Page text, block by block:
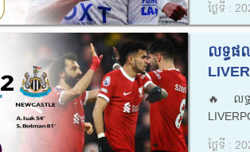
ថ្ងៃទី :
លទ្ធផ
🔥លទ្
ថ្ងៃទី :